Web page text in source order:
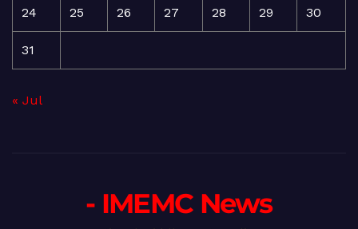
24 25 26 27 28 29 30
31
« Jul
- IMEMC News